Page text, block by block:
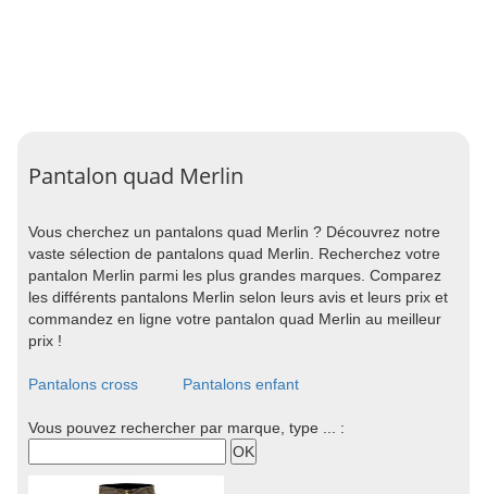
Pantalon quad Merlin
Vous cherchez un pantalons quad Merlin ? Découvrez notre
vaste sélection de pantalons quad Merlin. Recherchez votre
pantalon Merlin parmi les plus grandes marques. Comparez
les différents pantalons Merlin selon leurs avis et leurs prix et
commandez en ligne votre pantalon quad Merlin au meilleur
prix !
Pantalons cross Pantalons enfant
Vous pouvez rechercher par marque, type ... :